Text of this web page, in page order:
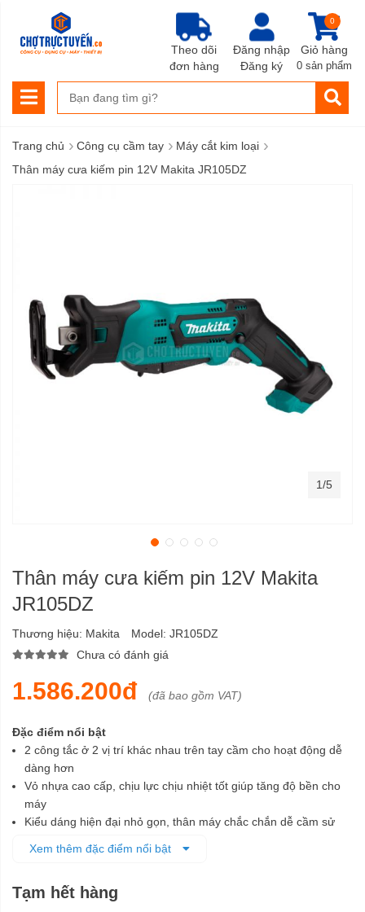
Đăng nhập
Đăng ký
Giỏ hàng
0
0 sản phẩm
Theo dõi
đơn hàng
Trang chủ › Công cụ cầm tay › Máy cắt kim loại ›
Thân máy cưa kiếm pin 12V Makita JR105DZ
Thân máy cưa kiếm pin 12V Makita
JR105DZ
Thương hiệu: Makita Model: JR105DZ
Chưa có đánh giá
1.586.200đ (đã bao gồm VAT)
Đặc điểm nổi bật
2 công tắc ở 2 vị trí khác nhau trên tay cầm cho hoạt động dễ
dàng hơn
Vỏ nhựa cao cấp, chịu lực chịu nhiệt tốt giúp tăng độ bền cho
máy
Kiểu dáng hiện đại nhỏ gọn, thân máy chắc chắn dễ cầm sử
Máy chạy bằng pin, tiện lợi mang đi xa
Xem thêm đặc điểm nổi bật
Tạm hết hàng
1/5